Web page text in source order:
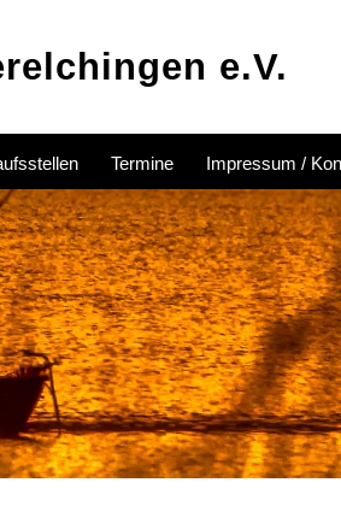
e.V.
Termine Impressum /